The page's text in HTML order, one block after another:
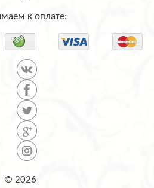
к оплате:
© 2026